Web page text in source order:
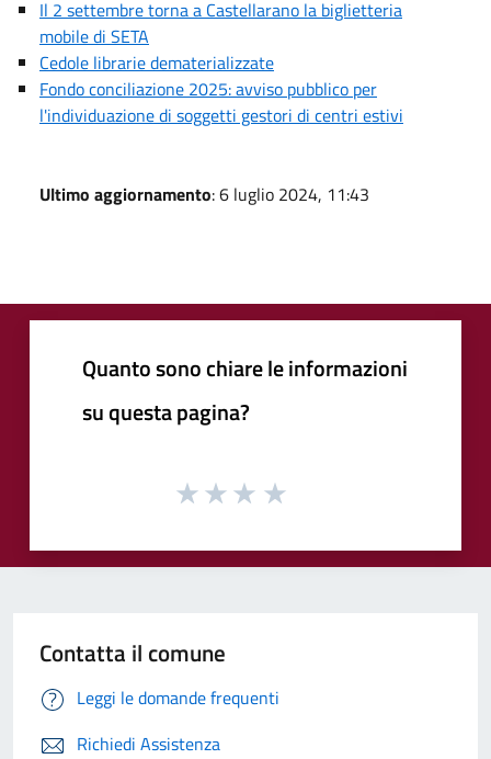
Il 2 settembre torna a Castellarano la biglietteria
mobile di SETA
Cedole librarie dematerializzate
Fondo conciliazione 2025: avviso pubblico per
l'individuazione di soggetti gestori di centri estivi
Ultimo aggiornamento: 6 luglio 2024, 11:43
Quanto sono chiare le informazioni
su questa pagina?
Contatta il comune
Leggi le domande frequenti
Richiedi Assistenza